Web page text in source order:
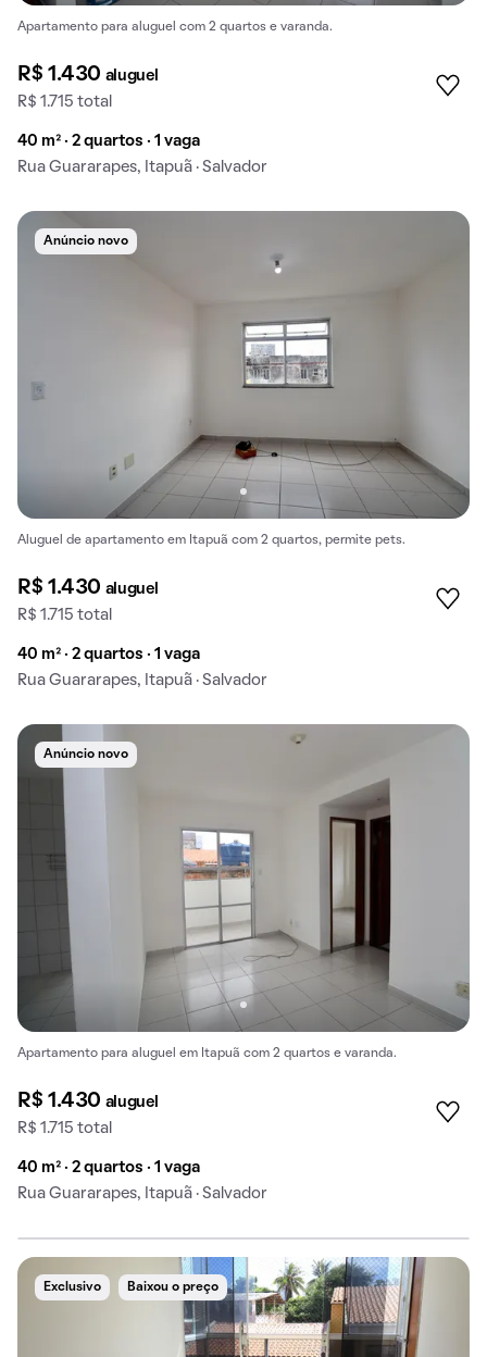
Apartamento para aluguel com 2 quartos e varanda.
R$ 1.430 aluguel
R$ 1.715 total
40 m² · 2 quartos · 1 vaga
Rua Guararapes, Itapuã · Salvador
Anúncio novo
Aluguel de apartamento em Itapuã com 2 quartos, permite pets.
R$ 1.430 aluguel
R$ 1.715 total
40 m² · 2 quartos · 1 vaga
Rua Guararapes, Itapuã · Salvador
Anúncio novo
Apartamento para aluguel em Itapuã com 2 quartos e varanda.
R$ 1.430 aluguel
R$ 1.715 total
40 m² · 2 quartos · 1 vaga
Rua Guararapes, Itapuã · Salvador
Exclusivo Baixou o preço